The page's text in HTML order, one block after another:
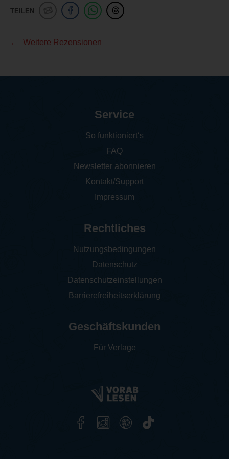
TEILEN
Weitere Rezensionen
Service
So funktioniert‘s
FAQ
Newsletter abonnieren
Kontakt/Support
Impressum
Rechtliches
Nutzungsbedingungen
Datenschutz
Datenschutzeinstellungen
Barrierefreiheitserklärung
Geschäftskunden
Für Verlage